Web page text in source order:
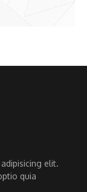
elit.
quia